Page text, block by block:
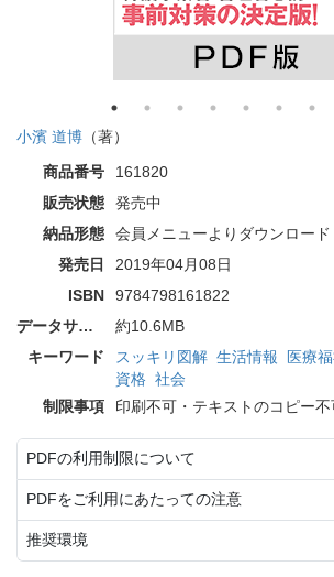
小濱 道博 （著）
商品番号
161820
販売状態
発売中
納品形態
会員メニューよりダウンロード
発売日
2019年04月08日
ISBN
9784798161822
データサイズ
約10.6MB
キーワード
スッキリ図解 生活情報 医療
資格 社会
制限事項
印刷不可・テキストのコピー不
PDFの利用制限について
PDFをご利用にあたっての注意
推奨環境